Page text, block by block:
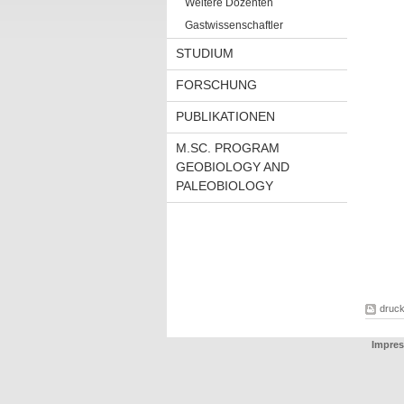
Weitere Dozenten
Gastwissenschaftler
STUDIUM
FORSCHUNG
PUBLIKATIONEN
M.SC. PROGRAM
GEOBIOLOGY AND
PALEOBIOLOGY